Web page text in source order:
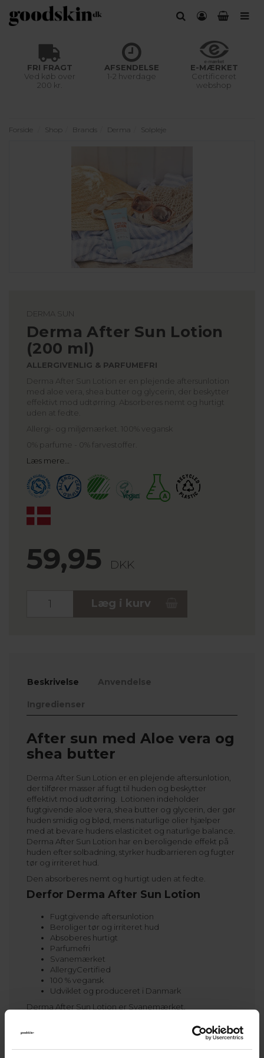
FRI FRAGT
Ved køb over
200 kr.
AFSENDELSE
1-2 hverdage
E-MÆRKET
Certificeret
webshop
Forside Shop Brands Derma Solpleje
DERMA SUN
Derma After Sun Lotion
(200 ml)
ALLERGIVENLIG & PARFUMEFRI
Derma After Sun Lotion er en plejende aftersunlotion
med aloe vera, shea butter og glycerin, der beskytter
effektivt mod udtørring. Absorberes nemt og hurtigt
uden at fedte.
Allergi- og miljømærket. 100% vegansk
0% parfume - 0% farvestoffer.
Læs mere…
59,95 DKK
Læg i kurv
Beskrivelse Anvendelse
Ingredienser
After sun med Aloe vera og
shea butter
Derma After Sun Lotion er en plejende aftersunlotion,
der tilfører masser af fugt til huden og beskytter
effektivt mod udtørring. Lotionen indeholder
fugtgivende aloe vera, shea butter og glycerin, der gør
huden smidig og blød, mens naturlige olier hjælper
med at bevare hudens elasticitet og naturlige balance.
Derma After Sun Lotion har en beroligende effekt på
huden efter solbadning, styrker hudbarrieren og fugter
tør og irriteret hud.
Den absorberes nemt og hurtigt uden at fedte.
Derfor Derma After Sun Lotion
Fugtgivende aftersunlotion
Beroliger tør og irriteret hud
Absoberes hurtigt
Parfumefri
Svanemærket
AllergyCertified
100 % vegansk
Udviklet og produceret i Danmark
Derma After Sun Lotion er Svanemærket,
Society. Den er fri for parfume og farvestoffer og
minimerer derved risikoen for allergiske reaktioner.
Afternsunlotionen er vurderet til ’A-kolbe’ i Kemiluppen